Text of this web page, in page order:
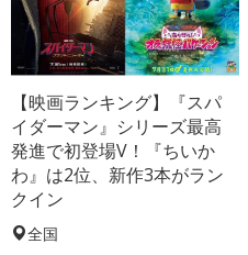
【映画ランキング】『スパ
イダーマン』シリーズ最高
発進で初登場V！『ちいか
わ』は2位、新作3本がラン
クイン
全国